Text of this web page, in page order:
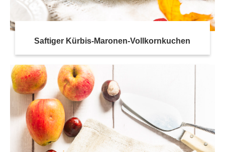
Saftiger Kürbis-Maronen-Vollkornkuchen